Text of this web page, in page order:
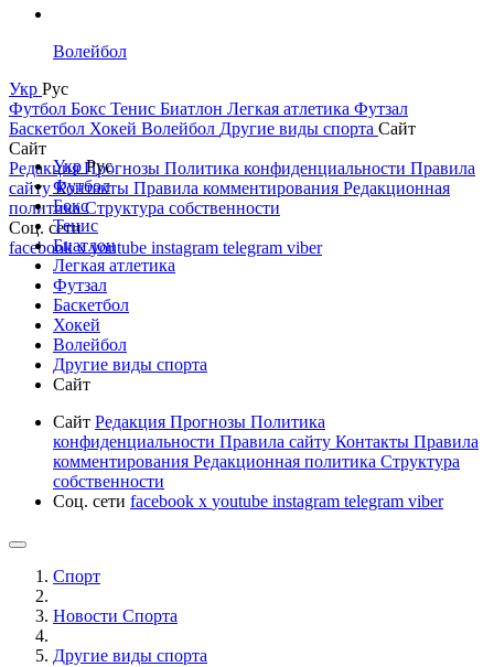
Волейбол
Укр Рус
Футбол Бокс Тенис Биатлон Легкая атлетика Футзал
Баскетбол Хокей Волейбол Другие виды спорта Сайт
Сайт
РедакцияПрогнозы Политика конфиденциальности Правила
сайтуКонтакты Правила комментирования Редакционная
политикаСтруктура собственности
Соц. сети
facebookxyoutube instagram telegram viber
УкрРус
Футбол
Бокс
Тенис
Биатлон
Легкая атлетика
Футзал
Баскетбол
Хокей
Волейбол
Другие виды спорта
Сайт
Сайт Редакция Прогнозы Политика
конфиденциальности Правила сайту Контакты Правила
комментирования Редакционная политика Структура
собственности
Соц. сети facebook x youtube instagram telegram viber
Спорт
Новости Cпорта
Другие виды спорта